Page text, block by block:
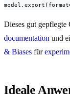
Dieses gut
documentation und
& Biases für
Ideale